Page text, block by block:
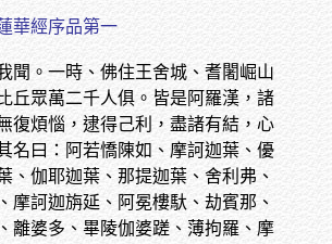
華經序品第一
聞。一時、佛住王舍城、耆闍崛山
丘眾萬二千人俱。皆是阿羅漢，諸
復煩惱，逮得己利，盡諸有結，心
名曰：阿若憍陳如、摩訶迦葉、優
、伽耶迦葉、那提迦葉、舍利弗、
摩訶迦旃延、阿冕樓馱、劫賓那、
離婆多、畢陵伽婆蹉、薄拘羅、摩